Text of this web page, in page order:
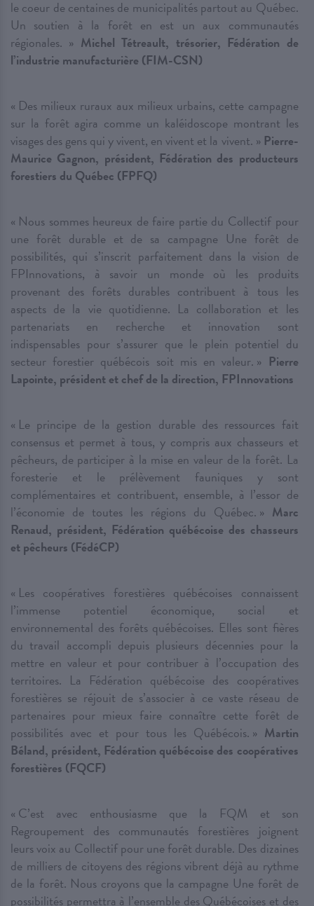
le coeur de centaines de municipalités partout au Québec.
Un soutien à la forêt en est un aux communautés
régionales. » Michel Tétreault, trésorier, Fédération de
l’industrie manufacturière (FIM-CSN)
« Des milieux ruraux aux milieux urbains, cette campagne
sur la forêt agira comme un kaléidoscope montrant les
visages des gens qui y vivent, en vivent et la vivent. » Pierre-
Maurice Gagnon, président, Fédération des producteurs
forestiers du Québec (FPFQ)
« Nous sommes heureux de faire partie du Collectif pour
une forêt durable et de sa campagne Une forêt de
possibilités, qui s’inscrit parfaitement dans la vision de
FPInnovations, à savoir un monde où les produits
provenant des forêts durables contribuent à tous les
aspects de la vie quotidienne. La collaboration et les
partenariats en recherche et innovation sont
indispensables pour s’assurer que le plein potentiel du
secteur forestier québécois soit mis en valeur. » Pierre
Lapointe, président et chef de la direction, FPInnovations
« Le principe de la gestion durable des ressources fait
consensus et permet à tous, y compris aux chasseurs et
pêcheurs, de participer à la mise en valeur de la forêt. La
foresterie et le prélèvement fauniques y sont
complémentaires et contribuent, ensemble, à l’essor de
l’économie de toutes les régions du Québec. » Marc
Renaud, président, Fédération québécoise des chasseurs
et pêcheurs (FédéCP)
« Les coopératives forestières québécoises connaissent
l’immense potentiel économique, social et
environnemental des forêts québécoises. Elles sont fières
du travail accompli depuis plusieurs décennies pour la
mettre en valeur et pour contribuer à l’occupation des
territoires. La Fédération québécoise des coopératives
forestières se réjouit de s’associer à ce vaste réseau de
partenaires pour mieux faire connaître cette forêt de
possibilités avec et pour tous les Québécois. » Martin
Béland, président, Fédération québécoise des coopératives
forestières (FQCF)
« C’est avec enthousiasme que la FQM et son
Regroupement des communautés forestières joignent
leurs voix au Collectif pour une forêt durable. Des dizaines
de milliers de citoyens des régions vibrent déjà au rythme
de la forêt. Nous croyons que la campagne Une forêt de
possibilités permettra à l’ensemble des Québécoises et des